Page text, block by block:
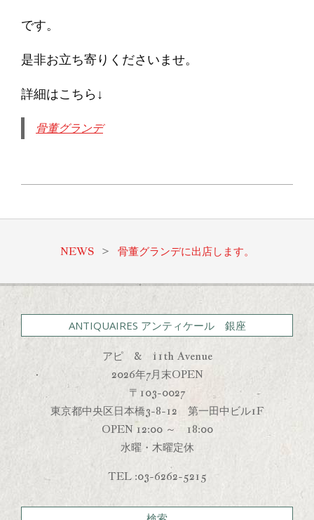
です。
是非お立ち寄りくださいませ。
詳細はこちら↓
骨董グランデ
03-
NEWS > 骨董グランデに出店します。
ANTIQUAIRES アンティケール 銀座
アピ & 11th Avenue
2026年7月末OPEN
〒103-0027
東京都中央区日本橋3-8-12 第一田中ビル1F
OPEN 12:00 ～ 18:00
水曜・木曜定休
TEL :03-6262-5215